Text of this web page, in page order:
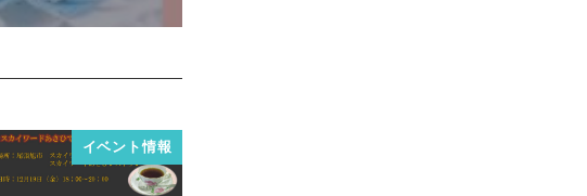
イベント情報